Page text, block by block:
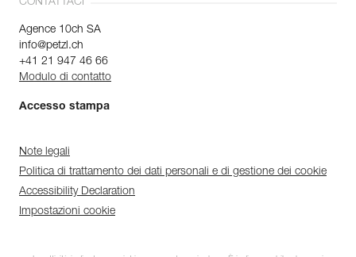
CONTATTACI
Agence 10ch SA
info@petzl.ch
+41 21 947 46 66
Modulo di contatto
Accesso stampa
Note legali
Politica di trattamento dei dati personali e di gestione dei cookie
Accessibility Declaration
Impostazioni cookie